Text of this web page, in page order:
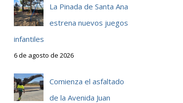
La Pinada de Santa Ana
estrena nuevos juegos
infantiles
6 de agosto de 2026
Comienza el asfaltado
de la Avenida Juan